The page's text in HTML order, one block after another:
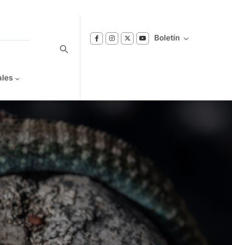
Boletín
Suscríbase a nuestro boletín
Reciba notificaciones sobre los temas de
Bienestar que le interesan.